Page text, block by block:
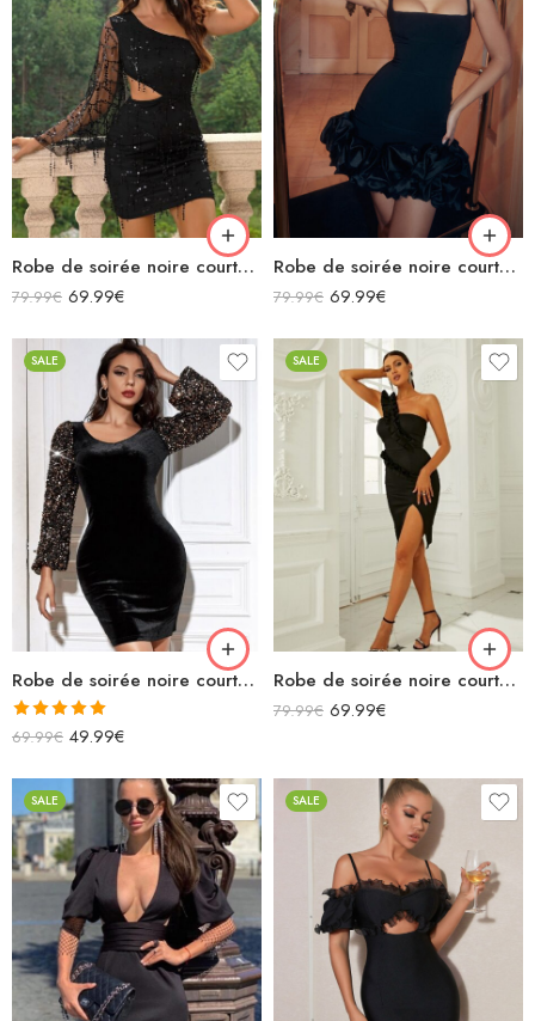
Robe de soirée noire courte asymétrique manches longue transparente avec paillettes et découpe
79.99€ 69.99€
Robe de soirée noire courte col carré bretelles moulante avec froufrous
79.99€ 69.99€
SALE
Robe de soirée noire courte en velours manches longues avec paillettes col rond
Note5.00
69.99€ 49.99€
SALE
Robe de soirée noire courte fendue asymétrique bretelles avec volants
79.99€ 69.99€
SALE SALE